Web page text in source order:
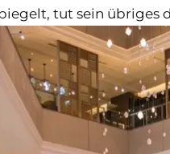
tut sein übriges